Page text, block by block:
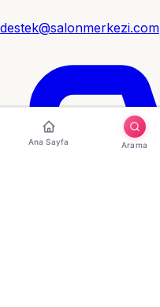
destek@salonmerkezi.com
Ana Sayfa Arama